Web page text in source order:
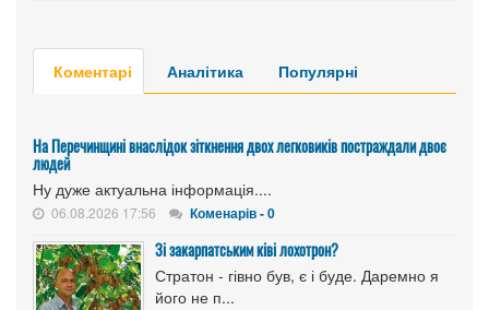
Коментарі Аналітика Популярні
На Перечинщині внаслідок зіткнення двох легковиків постраждали двоє
людей
Ну дуже актуальна інформація....
06.08.2026 17:56 Коменарів - 0
Зі закарпатським ківі лохотрон?
Стратон - гівно був, є і буде. Даремно я
його не п...